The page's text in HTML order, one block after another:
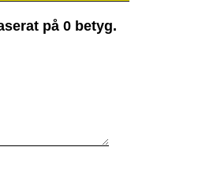
på 0 betyg.